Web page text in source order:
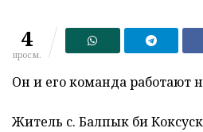
4
просм.
Он и его команда работают
Житель с. Балпык би